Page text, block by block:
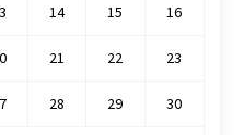
14 15 16
21 22 23
28 29 30